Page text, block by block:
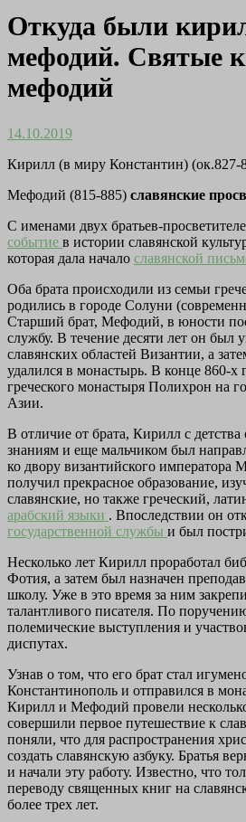
Откуда были
мефодий. Святые
мефодий
14.10.2019
Кирилл (в миру Константин) (ок.827-
Мефодий (815-885) славянские
С именами двух братьев-
событие в истории славянской
которая дала начало славянской
Оба брата происходили из семьи
родились в городе Солуни
Старший брат, Мефодий, в юности
службу. В течение десяти лет он
славянских областей Византии, а
удалился в монастырь. В конце 860-х
греческого монастыря Полихрон на
Азии.
В отличие от брата, Кирилл с детства
знаниям и еще мальчиком был
ко двору византийского императора
получил прекрасное образование,
славянские, но также греческий,
арабский языки . Впоследствии он
государственной службы и был
Несколько лет Кирилл проработал
Фотия, а затем был назначен
школу. Уже в это время за ним
талантливого писателя. По
полемические выступления и
диспутах.
Узнав о том, что его брат стал
Константинополь и отправился в
Кирилл и Мефодий провели
совершили первое путешествие к
поняли, что для распространения
создать славянскую азбуку. Братья
и начали эту работу. Известно, что
переводу священных книг на
более трех лет.